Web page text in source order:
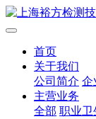
首页
关于我们
公司简介 企
主营业务
全部 职业卫